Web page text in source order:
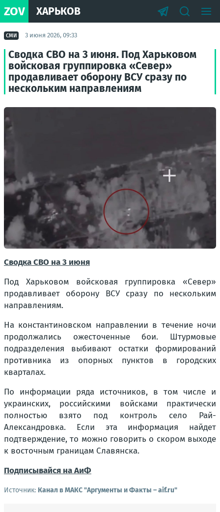
ZOV ХАРЬКОВ
СМИ 3 июня 2026, 09:33
Сводка СВО на 3 июня. Под Харьковом
войсковая группировка «Север»
продавливает оборону ВСУ сразу по
нескольким направлениям
Сводка СВО на 3 июня
Под Харьковом войсковая группировка «Север»
продавливает оборону ВСУ сразу по нескольким
направлениям.
На константиновском направлении в течение ночи
продолжались ожесточенные бои. Штурмовые
подразделения выбивают остатки формирований
противника из опорных пунктов в городских
кварталах.
По информации ряда источников, в том числе и
украинских, российскими войсками практически
полностью взято под контроль село Рай-
Александровка. Если эта информация найдет
подтверждение, то можно говорить о скором выходе
к восточным границам Славянска.
Подписывайся на АиФ
Источник: Канал в МАКС "Аргументы и Факты – aif.ru"